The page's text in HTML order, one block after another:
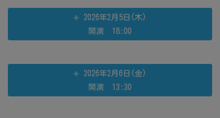
2026年2月5日(木)
開演 18:00
2026年2月6日(金)
開演 13:30